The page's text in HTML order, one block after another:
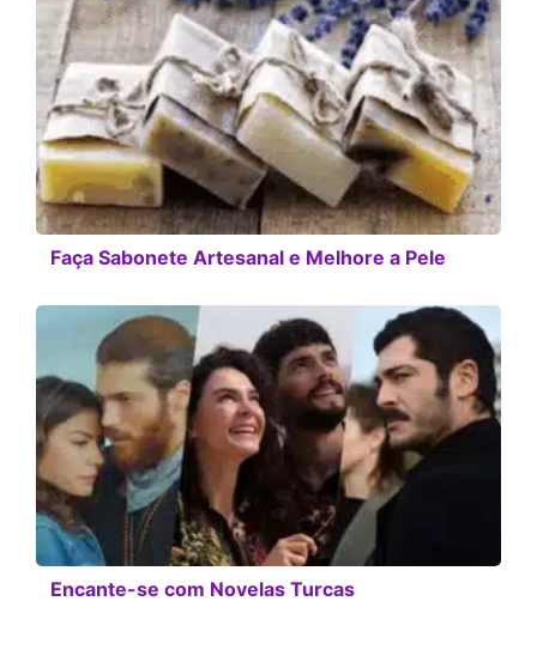
Faça Sabonete Artesanal e Melhore a Pele
Encante-se com Novelas Turcas